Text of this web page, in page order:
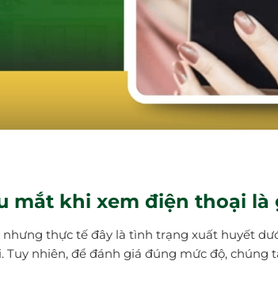
mắt khi xem điện thoại là
nhưng thực tế đây là tình trạng xuất huyết
nhiên, để đánh giá đúng mức độ, chúng